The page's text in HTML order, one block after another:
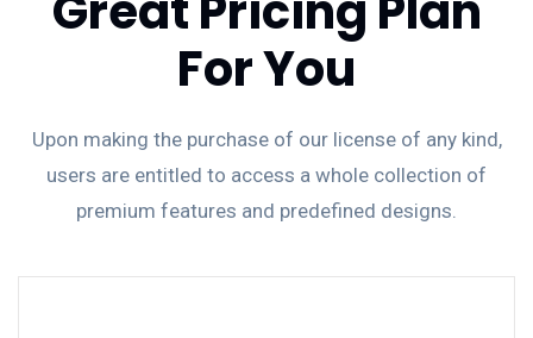
For You
Upon making the purchase of our license of any kind,
users are entitled to access a whole collection of
premium features and predefined designs.